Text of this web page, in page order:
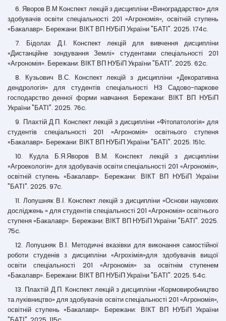
6. Яворов В.М Конспект лекцій з дисципліни «Виноградарство» для
здобувачів освіти спеціальності 201 «Агрономія», освітній ступень
«Бакалавр». Бережани: ВІКТ ВП НУБіП України "БАТІ". 2025. 174c.
7. Бідолах Д.І. Конспект лекцій для вивчення дисципліни
«Дистанційне зондування Землі» студентами спеціальності 201
«Агрономія». Бережани: ВІКТ ВП НУБіП України "БАТІ". 2025. 62c.
8. Кузьович В.С. Конспект лекцій з дисципліни «Декоративна
дендрологія» для студентів спеціальності Н3 Садово-паркове
господарство денної форми навчання. Бережани: ВІКТ ВП НУБіП
України "БАТІ". 2025. 76c.
9. Плахтій Д.П. Конспект лекцій з дисципліни «Фітопатологія» для
студентів спеціальності 201 «Агрономія» освітнього ступеня
«Бакалавр». Бережани: ВІКТ ВП НУБіП України "БАТІ". 2025. 151c.
10. Кудла Б.Я.Яворов В.М. Конспект лекцій з дисципліни
«Агроекологія» для здобувачів освіти спеціальності 201 «Агрономія»,
освітній ступень «Бакалавр». Бережани: ВІКТ ВП НУБіП України
"БАТІ". 2025. 97c.
11. Лопушняк В.І. Конспект лекцій з дисципліни «Основи наукових
досліджень » для студентів спеціальності 201 «Агрономія» освітнього
ступеня «Бакалавр». Бережани: ВІКТ ВП НУБіП України "БАТІ". 2025.
75c.
12. Лопушняк В.І. Методичні вказівки для виконання самостійної
роботи студенів з дисципліни «Агрохімія»для здобувачів вищої
освіти спеціальності 201 «Агрономія» за освітнім ступенем
«Бакалавр». Бережани: ВІКТ ВП НУБіП України "БАТІ". 2025. 54c.
13. Плахтій Д.П. Конспект лекцій з дисципліни «Кормовиробництво
та луківництво» для здобувачів освіти спеціальності 201 «Агрономія»,
освітній ступень «Бакалавр». Бережани: ВІКТ ВП НУБіП України